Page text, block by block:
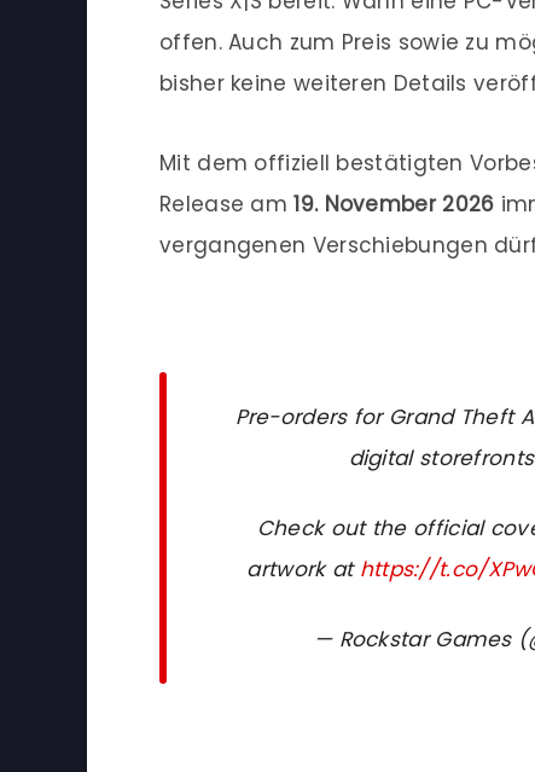
offen. Auch zum Preis sowie zu
bisher keine weiteren Details
Mit dem offiziell bestätigten
Release am19. November 2026
vergangenen Verschiebungen
Pre-orders for Grand Theft
digital
Check out the official
artwork at https://t.co/
— Rockstar Games